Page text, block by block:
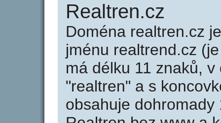
Realtren.cz
Doména realtren.cz
jménu realtrend.cz
má délku 11 znaků,
"realtren" a s
obsahuje